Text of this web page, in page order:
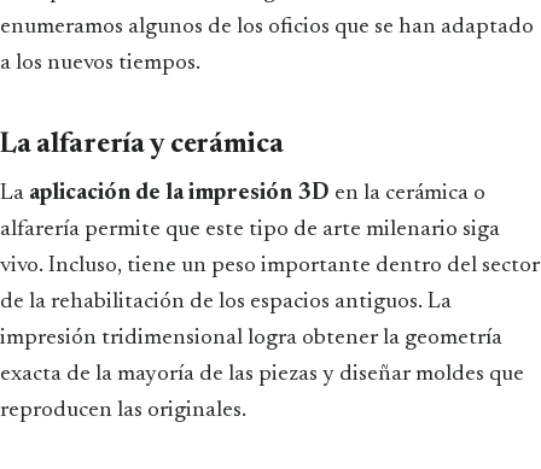
enumeramos algunos de los oficios que se han adaptado
a los nuevos tiempos.
La alfarería y cerámica
La aplicación de la impresión 3D en la cerámica o
alfarería permite que este tipo de arte milenario siga
vivo. Incluso, tiene un peso importante dentro del sector
de la rehabilitación de los espacios antiguos. La
impresión tridimensional logra obtener la geometría
exacta de la mayoría de las piezas y diseñar moldes que
reproducen las originales.